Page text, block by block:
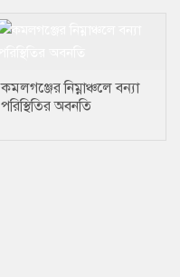
কমলগঞ্জের নিম্নাঞ্চলে বন্যা
পরিস্থিতির অবনতি